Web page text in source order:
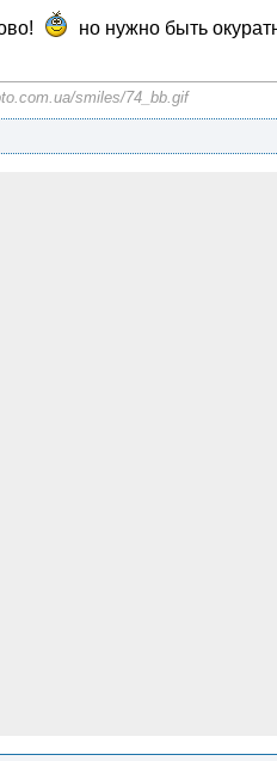
но нужно быть
smiles/74_bb.gif